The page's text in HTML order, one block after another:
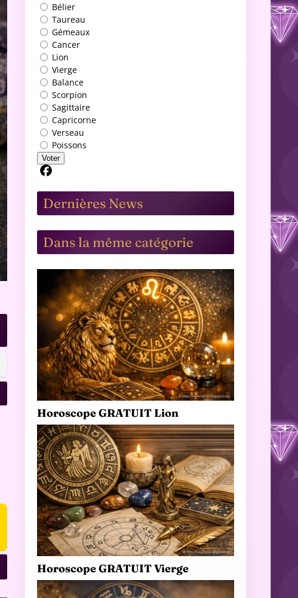
Bélier
Taureau
Gémeaux
Cancer
Lion
Vierge
Balance
Scorpion
Sagittaire
Capricorne
Verseau
Poissons
Voter
Dernières News
Dans la même catégorie
Horoscope GRATUIT Lion
Horoscope GRATUIT Vierge